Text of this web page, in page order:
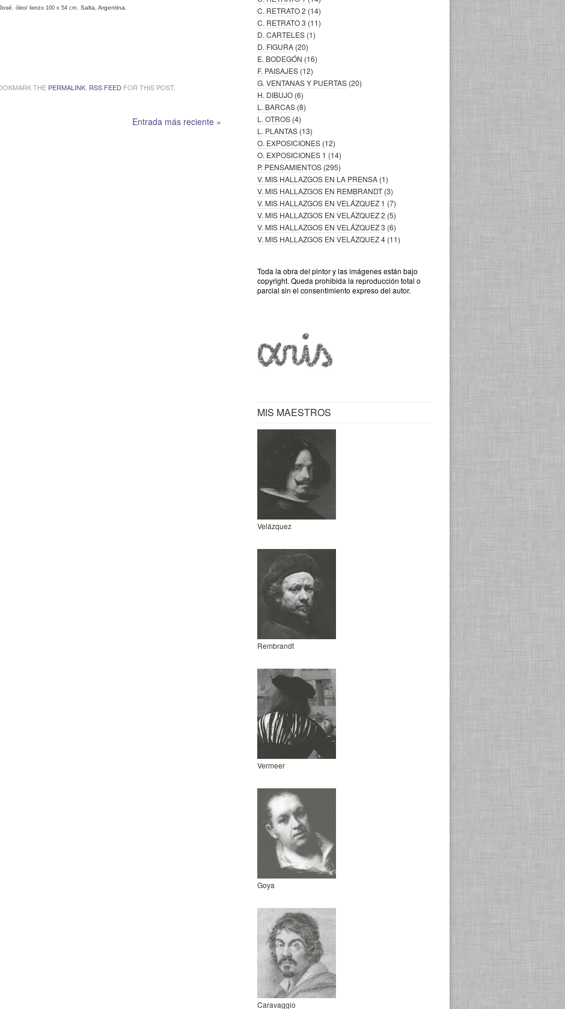
óleo/ lienzo 100 x 54 cm. Salta, Argentina.
THE PERMALINK RSS FEED FOR THIS POST.
Entrada más reciente »
C. RETRATO 2 (14)
C. RETRATO 3 (11)
D. CARTELES (1)
D. FIGURA (20)
E. BODEGÓN (16)
F. PAISAJES (12)
G. VENTANAS Y PUERTAS (20)
H. DIBUJO (6)
L. BARCAS (8)
L. OTROS (4)
L. PLANTAS (13)
O. EXPOSICIONES (12)
O. EXPOSICIONES 1 (14)
P. PENSAMIENTOS (295)
V. MIS HALLAZGOS EN LA PRENSA (1)
V. MIS HALLAZGOS EN REMBRANDT (3)
V. MIS HALLAZGOS EN VELÁZQUEZ 1 (7)
V. MIS HALLAZGOS EN VELÁZQUEZ 2 (5)
V. MIS HALLAZGOS EN VELÁZQUEZ 3 (6)
V. MIS HALLAZGOS EN VELÁZQUEZ 4 (11)
Toda la obra del pintor y las imágenes están bajo
copyright. Queda prohibida la reproducción total o
parcial sin el consentimiento expreso del autor.
MIS MAESTROS
Velázquez
Rembrandt
Vermeer
Goya
Caravaggio